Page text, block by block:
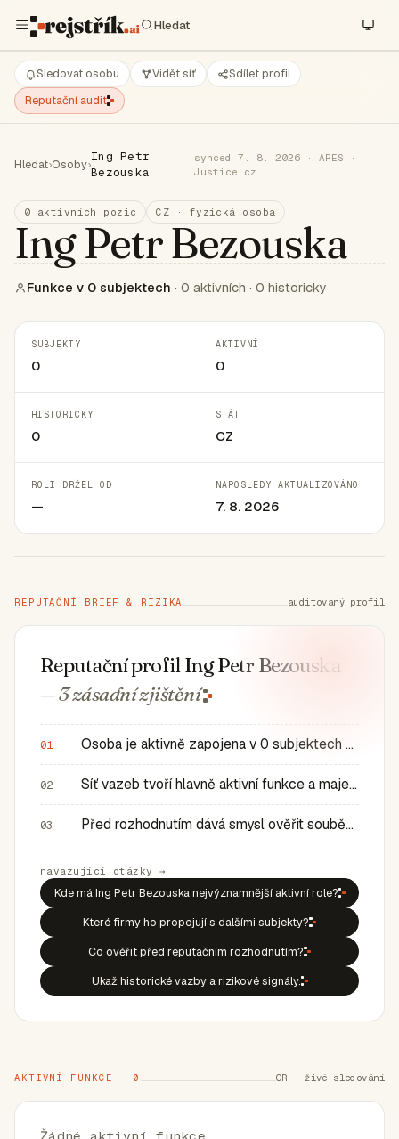
Sledovat osobu Vidět síť
Sdílet profil
Reputační audit
Hledat›Osoby›
Ing Petr
Bezouska
synced 7. 8. 2026 · ARES ·
Justice.cz
0 aktivních pozic CZ · fyzická osoba
Ing Petr Bezouska
Funkce v 0 subjektech · 0 aktivních · 0 historicky
SUBJEKTY
0
AKTIVNÍ
0
HISTORICKY
0
STÁT
CZ
ROLI DRŽEL OD
—
NAPOSLEDY AKTUALIZOVÁNO
7. 8. 2026
REPUTAČNÍ BRIEF & RIZIKA auditovaný profil
Reputační profil Ing Petr Bezouska
— 3 zásadnízjištění
01 Osoba je aktivně zapojena v 0 subjektech a má 0 historic…
02 Síť vazeb tvoří hlavně aktivní funkce a majetkové role v…
03 Před rozhodnutím dává smysl ověřit souběh rolí, historic…
navazující otázky →
Kde má Ing Petr Bezouska nejvýznamnější aktivní role?
Které firmy ho propojují s dalšími subjekty?
Co ověřit před reputačním rozhodnutím?
Ukaž historické vazby a rizikové signály.
AKTIVNÍ FUNKCE · 0 OR · živé sledování